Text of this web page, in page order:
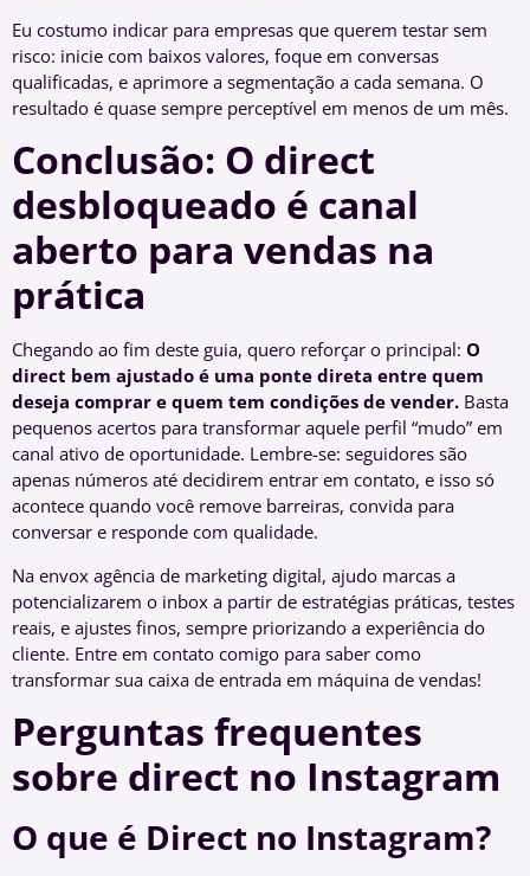
Eu costumo indicar para empresas que querem testar sem
risco: inicie com baixos valores, foque em conversas
qualificadas, e aprimore a segmentação a cada semana. O
resultado é quase sempre perceptível em menos de um mês.
Conclusão: O direct
desbloqueado é canal
aberto para vendas na
prática
Chegando ao fim deste guia, quero reforçar o principal: O
direct bem ajustado é uma ponte direta entre quem
deseja comprar e quem tem condições de vender. Basta
pequenos acertos para transformar aquele perfil “mudo” em
canal ativo de oportunidade. Lembre-se: seguidores são
apenas números até decidirem entrar em contato, e isso só
acontece quando você remove barreiras, convida para
conversar e responde com qualidade.
Na envox agência de marketing digital, ajudo marcas a
potencializarem o inbox a partir de estratégias práticas, testes
reais, e ajustes finos, sempre priorizando a experiência do
cliente. Entre em contato comigo para saber como
transformar sua caixa de entrada em máquina de vendas!
Perguntas frequentes
sobre direct no Instagram
O que é Direct no Instagram?